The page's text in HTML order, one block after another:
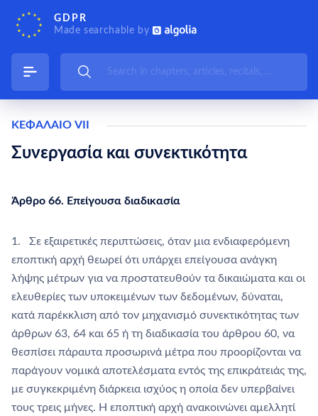
GDPR
Made searchable by
ΚΕΦΑΛΑΙΟ VII
Συνεργασία και συνεκτικότητα
Άρθρο 66. Επείγουσα διαδικασία
1. Σε εξαιρετικές περιπτώσεις, όταν μια ενδιαφερόμενη
εποπτική αρχή θεωρεί ότι υπάρχει επείγουσα ανάγκη
λήψης μέτρων για να προστατευθούν τα δικαιώματα και οι
ελευθερίες των υποκειμένων των δεδομένων, δύναται,
κατά παρέκκλιση από τον μηχανισμό συνεκτικότητας των
άρθρων 63, 64 και 65 ή τη διαδικασία του άρθρου 60, να
θεσπίσει πάραυτα προσωρινά μέτρα που προορίζονται να
παράγουν νομικά αποτελέσματα εντός της επικράτειάς της,
με συγκεκριμένη διάρκεια ισχύος η οποία δεν υπερβαίνει
τους τρεις μήνες. Η εποπτική αρχή ανακοινώνει αμελλητί